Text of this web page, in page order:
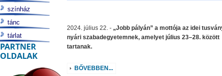
2024. július 22. -„Jobb pályán” a mottója az idei
nyári szabadegyetemnek, amelyet július 23–28. között
tartanak.
BŐVEBBEN...
színház
tánc
tárlat
PARTNER
OLDALAK